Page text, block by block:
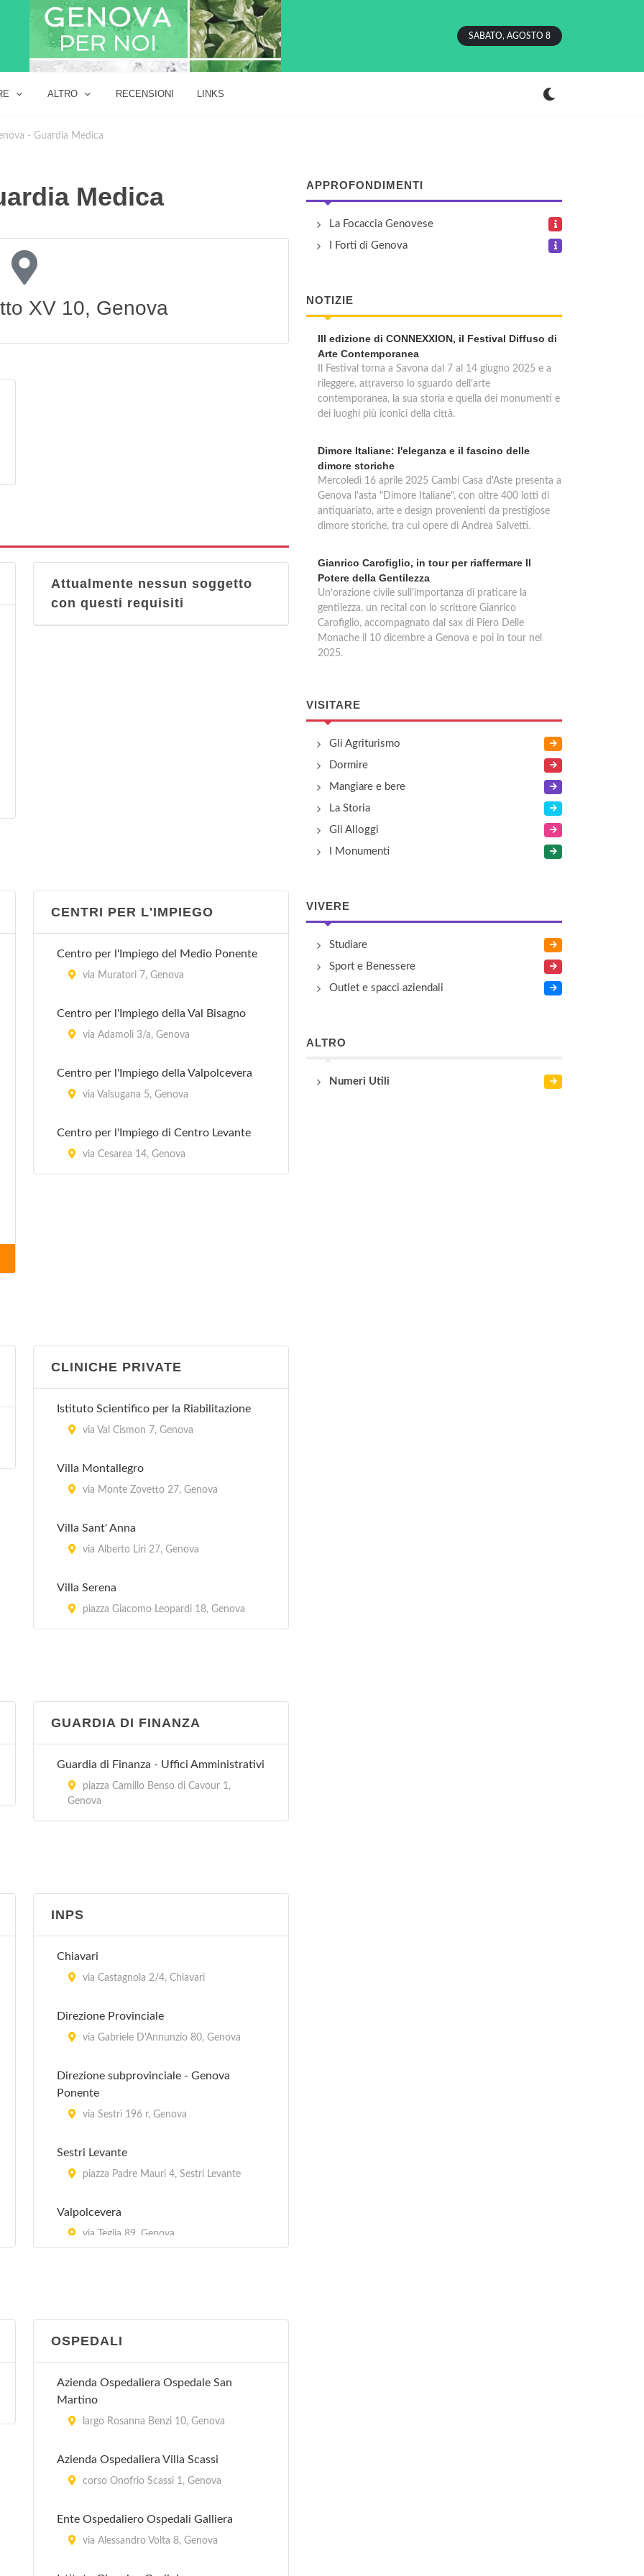
SABATO, AGOSTO 8
ALTRO RECENSIONI LINKS
- Guardia Medica
Medica
XV 10, Genova
Attualmente nessun soggetto
con questi requisiti
CENTRI PER L'IMPIEGO
Centro per l'Impiego del Medio Ponente
via Muratori 7, Genova
Centro per l'Impiego della Val Bisagno
via Adamoli 3/a, Genova
Centro per l'Impiego della Valpolcevera
via Valsugana 5, Genova
Centro per l'Impiego di Centro Levante
via Cesarea 14, Genova
CLINICHE PRIVATE
Istituto Scientifico per la Riabilitazione
via Val Cismon 7, Genova
Villa Montallegro
via Monte Zovetto 27, Genova
Villa Sant' Anna
via Alberto Liri 27, Genova
Villa Serena
piazza Giacomo Leopardi 18, Genova
GUARDIA DI FINANZA
Guardia di Finanza - Uffici Amministrativi
piazza Camillo Benso di Cavour 1,
Genova
INPS
Chiavari
via Castagnola 2/4, Chiavari
Direzione Provinciale
via Gabriele D'Annunzio 80, Genova
Direzione subprovinciale - Genova
Ponente
via Sestri 196 r, Genova
Sestri Levante
piazza Padre Mauri 4, Sestri Levante
Valpolcevera
via Teglia 89, Genova
OSPEDALI
Azienda Ospedaliera Ospedale San
Martino
largo Rosanna Benzi 10, Genova
Azienda Ospedaliera Villa Scassi
corso Onofrio Scassi 1, Genova
Ente Ospedaliero Ospedali Galliera
via Alessandro Volta 8, Genova
APPROFONDIMENTI
La Focaccia Genovese
I Forti di Genova
NOTIZIE
III edizione di CONNEXXION, il Festival Diffuso di
Arte Contemporanea
Il Festival torna a Savona dal 7 al 14 giugno 2025 e a
rileggere, attraverso lo sguardo dell’arte
contemporanea, la sua storia e quella dei monumenti e
dei luoghi più iconici della città.
Dimore Italiane: l'eleganza e il fascino delle
dimore storiche
Mercoledì 16 aprile 2025 Cambi Casa d'Aste presenta a
Genova l'asta "Dimore Italiane", con oltre 400 lotti di
antiquariato, arte e design provenienti da prestigiose
dimore storiche, tra cui opere di Andrea Salvetti.
Gianrico Carofiglio, in tour per riaffermare Il
Potere della Gentilezza
Un’orazione civile sull’importanza di praticare la
gentilezza, un recital con lo scrittore Gianrico
Carofiglio, accompagnato dal sax di Piero Delle
Monache il 10 dicembre a Genova e poi in tour nel
2025.
VISITARE
Gli Agriturismo
Dormire
Mangiare e bere
La Storia
Gli Alloggi
I Monumenti
VIVERE
Studiare
Sport e Benessere
Outlet e spacci aziendali
ALTRO
Numeri Utili